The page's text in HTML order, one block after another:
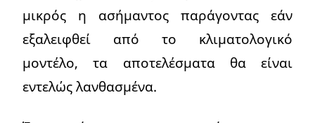
μικρός η ασήμαντος παράγοντας εάν
εξαλειφθεί από το κλιματολογικό
μοντέλο, τα αποτελέσματα θα είναι
εντελώς λανθασμένα.